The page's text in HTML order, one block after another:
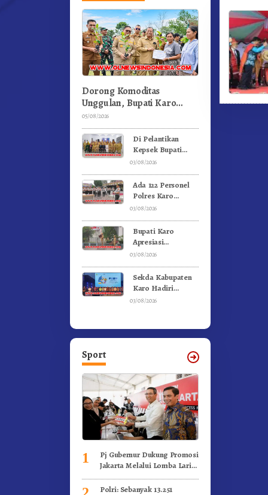
Dorong Komoditas
Unggulan, Bupati Karo
Serahkan 1,2 Juta Benih
Kopi Arabika
05/08/2026
Di Pelantikan
Kepsek Bupati
Karo Tekankan
Profesional
Dongkrak Mutu
03/08/2026
Ada 122 Personel
Polres Karo
Rayakan Ulang
03/08/2026
Bupati Karo
Apresiasi
Suksesnya FBB
Targetkan FBB
2027 Go
03/08/2026
Sekda Kabupaten
Karo Hadiri
Penutupan (PRSU)
03/08/2026
Sport
1
Pj Gubernur Dukung Promosi
Jakarta Melalui Lomba Lari
Polri: Sebanyak 13.251